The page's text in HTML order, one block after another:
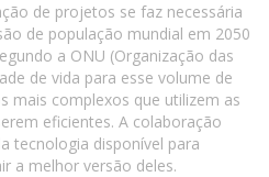
de projetos se faz necessária
de população mundial em 2050
a ONU (Organização das
de vida para esse volume de
mais complexos que utilizem as
eficientes. A colaboração
tecnologia disponível para
a melhor versão deles.